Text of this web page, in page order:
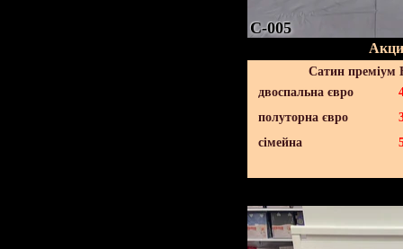
C-005
Сатин преміум
двоспальна євро
полуторна євро
сімейна